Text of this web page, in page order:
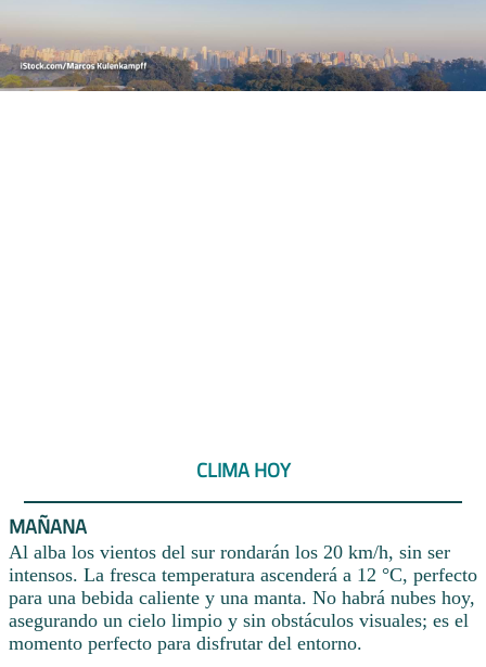
CLIMA HOY
MAÑANA
Al alba los vientos del sur rondarán los 20 km/h, sin ser
intensos. La fresca temperatura ascenderá a 12 °C, perfecto
para una bebida caliente y una manta. No habrá nubes hoy,
asegurando un cielo limpio y sin obstáculos visuales; es el
momento perfecto para disfrutar del entorno.